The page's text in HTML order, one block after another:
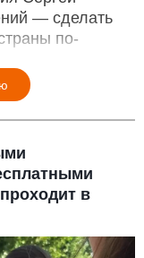
— сделать
по-
в